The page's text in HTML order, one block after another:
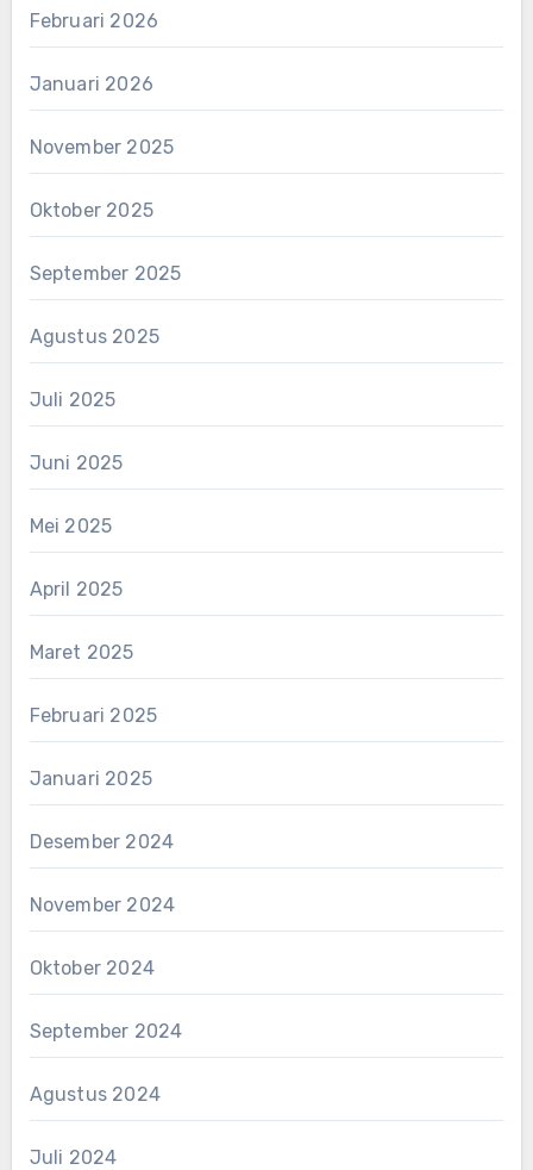
Februari 2026
Januari 2026
November 2025
Oktober 2025
September 2025
Agustus 2025
Juli 2025
Juni 2025
Mei 2025
April 2025
Maret 2025
Februari 2025
Januari 2025
Desember 2024
November 2024
Oktober 2024
September 2024
Agustus 2024
Juli 2024